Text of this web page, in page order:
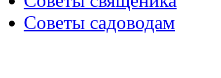
Советы садоводам